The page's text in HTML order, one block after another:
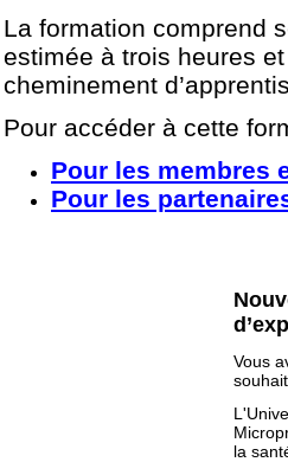
La formation comprend
estimée à trois heures
cheminement
Pour accéder à cette
Pour les membres
Pour les
Vous
la